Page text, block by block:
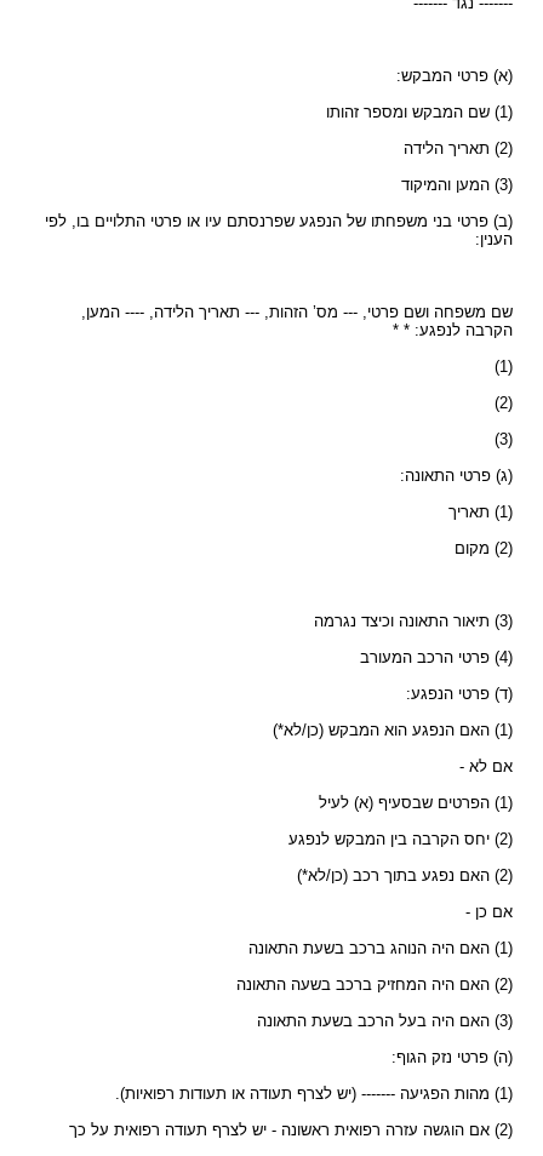
(א) פרטי המבקש:
(1) שם המבקש ומספר זהותו
(2) תאריך הלידה
(3) המען והמיקוד
(ב) פרטי בני משפחתו של הנפגע שפרנסתם עיו או פרטי התלויים בו, לפי
הענין:
שם משפחה ושם פרטי, --- מס’ הזהות, --- תאריך הלידה, ---- המען,
הקרבה לנפגע: * *
(1)
(2)
(3)
(ג) פרטי התאונה:
(1) תאריך
(2) מקום
(3) תיאור התאונה וכיצד נגרמה
(4) פרטי הרכב המעורב
(ד) פרטי הנפגע:
(1) האם הנפגע הוא המבקש (כן/לא*)
אם לא -
(1) הפרטים שבסעיף (א) לעיל
(2) יחס הקרבה בין המבקש לנפגע
(2) האם נפגע בתוך רכב (כן/לא*)
אם כן -
(1) האם היה הנוהג ברכב בשעת התאונה
(2) האם היה המחזיק ברכב בשעה התאונה
(3) האם היה בעל הרכב בשעת התאונה
(ה) פרטי נזק הגוף:
(1) מהות הפגיעה ------- (יש לצרף תעודה או תעודות רפואיות).
(2) אם הוגשה עזרה רפואית ראשונה - יש לצרף תעודה רפואית על כך